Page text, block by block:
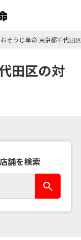
おそうじ革命 東京都千代田
田区の対
舗を検索